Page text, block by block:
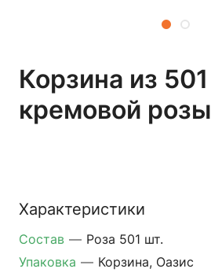
Корзина из 501
кремовой розы
Характеристики
Состав — Роза 501 шт.
Упаковка — Корзина, Оазис